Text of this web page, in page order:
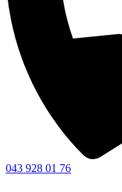
043 928 01 76